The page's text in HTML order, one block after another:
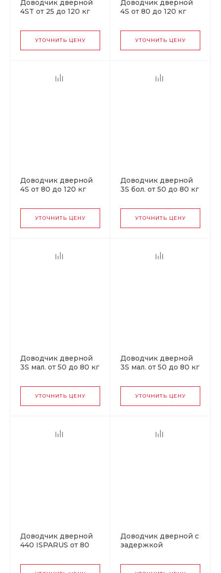
Доводчик дверной
4ST от 25 до 120 кг
УТОЧНИТЬ ЦЕНУ
Доводчик дверной
4S от 80 до 120 кг
УТОЧНИТЬ ЦЕНУ
Доводчик дверной
4S от 80 до 120 кг
УТОЧНИТЬ ЦЕНУ
Доводчик дверной
3S бол. от 50 до 80 кг
УТОЧНИТЬ ЦЕНУ
Доводчик дверной
3S мал. от 50 до 80 кг
УТОЧНИТЬ ЦЕНУ
Доводчик дверной
3S мал. от 50 до 80 кг
УТОЧНИТЬ ЦЕНУ
Доводчик дверной
440 ISPARUS от 80
Доводчик дверной с
задержкой
от 60 до 110 кг